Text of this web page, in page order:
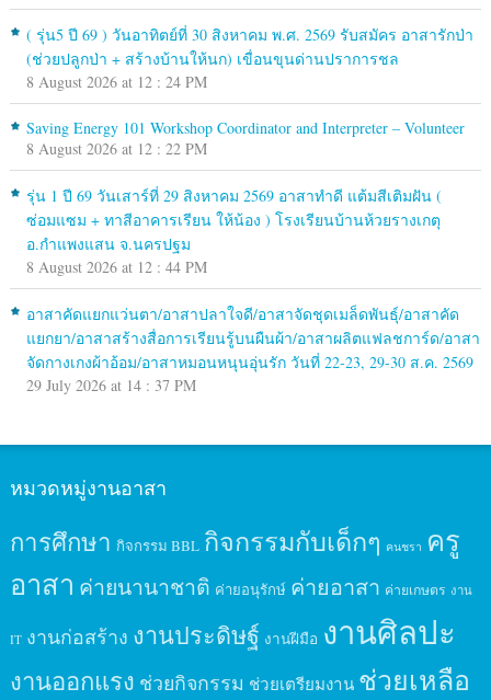
( รุ่น5 ปี 69 ) วันอาทิตย์ที่ 30 สิงหาคม พ.ศ. 2569 รับสมัคร อาสารักป่า
(ช่วยปลูกป่า + สร้างบ้านให้นก) เขื่อนขุนด่านปราการชล
8 August 2026 at 12 : 24 PM
Saving Energy 101 Workshop Coordinator and Interpreter – Volunteer
8 August 2026 at 12 : 22 PM
รุ่น 1 ปี 69 วันเสาร์ที่ 29 สิงหาคม 2569 อาสาทำดี แต้มสีเติมฝัน (
ซ่อมแซม + ทาสีอาคารเรียน ให้น้อง ) โรงเรียนบ้านห้วยรางเกตุ
อ.กำแพงแสน จ.นครปฐม
8 August 2026 at 12 : 44 PM
อาสาคัดแยกแว่นตา/อาสาปลาใจดี/อาสาจัดชุดเมล็ดพันธุ์/อาสาคัด
แยกยา/อาสาสร้างสื่อการเรียนรู้บนผืนผ้า/อาสาผลิตแฟลชการ์ด/อาสา
จัดกางเกงผ้าอ้อม/อาสาหมอนหนุนอุ่นรัก วันที่ 22-23, 29-30 ส.ค. 2569
29 July 2026 at 14 : 37 PM
หมวดหมู่งานอาสา
การศึกษา กิจกรรม BBL กิจกรรมกับเด็กๆ คนชรา ครู
อาสา ค่ายนานาชาติ ค่ายอนุรักษ์ ค่ายอาสา ค่ายเกษตร งาน
IT งานก่อสร้าง งานประดิษฐ์ งานฝีมือ งานศิลปะ
งานออกแรง ช่วยกิจกรรม ช่วยเตรียมงาน ช่วยเหลือ